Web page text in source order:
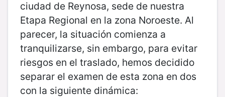
ciudad de Reynosa, sede de nuestra
Etapa Regional en la zona Noroeste. Al
parecer, la situación comienza a
tranquilizarse, sin embargo, para evitar
riesgos en el traslado, hemos decidido
separar el examen de esta zona en dos
con la siguiente dinámica: